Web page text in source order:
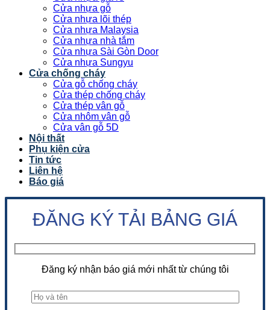
Cửa nhựa gỗ
Cửa nhựa lõi thép
Cửa nhựa Malaysia
Cửa nhựa nhà tắm
Cửa nhựa Sài Gòn Door
Cửa nhựa Sungyu
Cửa chống cháy
Cửa gỗ chống cháy
Cửa thép chống cháy
Cửa thép vân gỗ
Cửa nhôm vân gỗ
Cửa vân gỗ 5D
Nội thất
Phụ kiện cửa
Tin tức
Liên hệ
Báo giá
ĐĂNG KÝ TẢI BẢNG GIÁ
Đăng ký nhận báo giá mới nhất từ chúng tôi